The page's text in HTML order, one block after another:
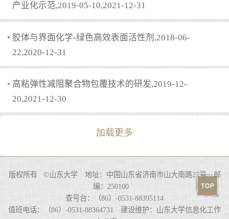
产业化示范,2019-05-10,2021-12-31
胶体与界面化学-绿色高效表面活性剂,2018-06-
22,2020-12-31
高粘弹性减阻聚合物包覆技术的研发,2019-12-
20,2021-12-30
加载更多
版权所有 ©山东大学 地址：中国山东省济南市山大南路27号 邮
编：250100
查号台：（86）-0531-88395114
值班电话：（86）-0531-88364731 建设维护：山东大学信息化工作